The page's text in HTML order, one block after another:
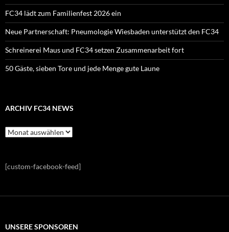
FC34 lädt zum Familienfest 2026 ein
Neue Partnerschaft: Pneumologie Wiesbaden unterstützt den FC34
Schreinerei Maus und FC34 setzen Zusammenarbeit fort
50 Gäste, sieben Tore und jede Menge gute Laune
ARCHIV FC34 NEWS
Archiv
FC34
[custom-facebook-feed]
UNSERE SPONSOREN